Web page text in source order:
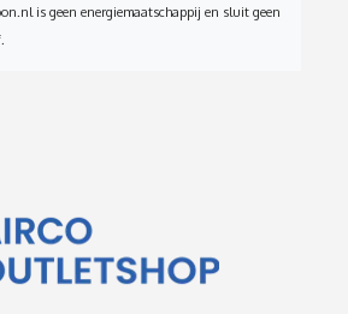
is geen energiemaatschappij en sluit geen